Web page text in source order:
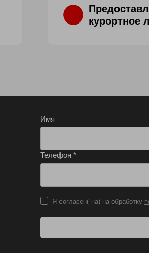
курортное
Имя
Телефон *
Я согласен(-на) на обработку